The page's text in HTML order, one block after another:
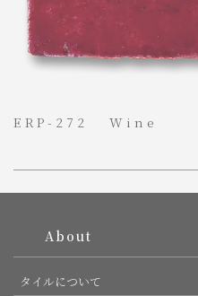
ERP-272 Wine
About
タイルについて